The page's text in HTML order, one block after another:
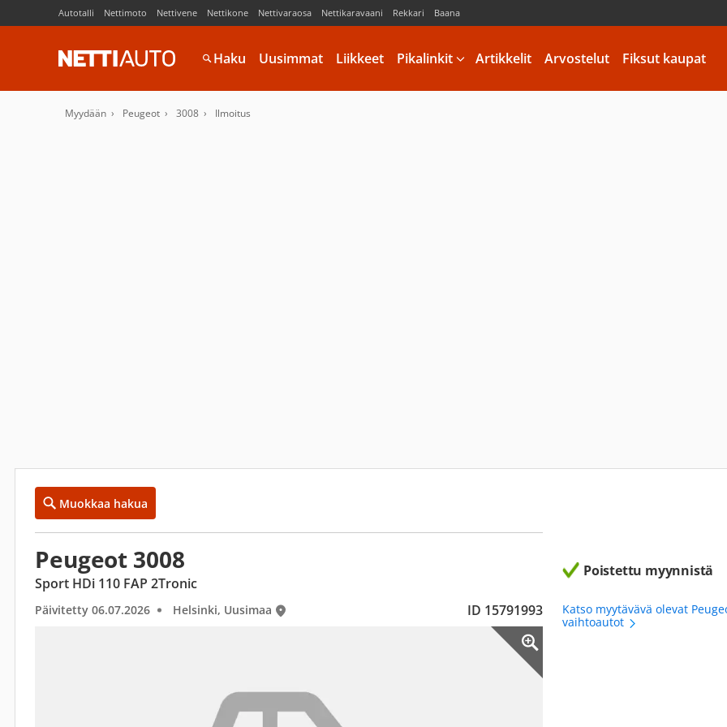
Autotalli Nettimoto Nettivene Nettikone Nettivaraosa Nettikaravaani Rekkari Baana
Haku Uusimmat Liikkeet Pikalinkit Artikkelit Arvostelut Fiksut kaupat
Myydään Peugeot 3008 Ilmoitus
Muokkaa hakua
Peugeot 3008
Sport HDi 110 FAP 2Tronic
Päivitetty 06.07.2026 Helsinki, Uusimaa ID 15791993
Poistettu myynnistä
Katso myytävävä olevat
vaihtoautot